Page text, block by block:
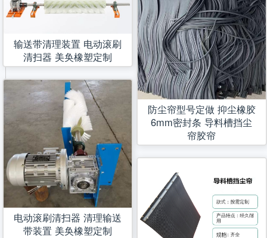
输送带清理装置 电动滚刷
清扫器 美奂橡塑定制
电动滚刷清扫器 清理输送
带装置 美奂橡塑定制
防尘帘型号定做 抑尘橡胶
6mm密封条 导料槽挡尘
帘胶帘